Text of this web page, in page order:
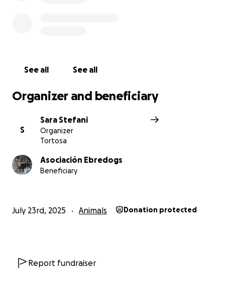
See all See all
Organizer and beneficiary
S
Sara Stefani
Organizer
Tortosa
Asociación Ebredogs
Beneficiary
July 23rd, 2025 Animals Donation protected
Report fundraiser